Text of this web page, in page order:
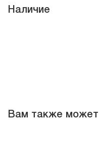
Наличие
Вам также может